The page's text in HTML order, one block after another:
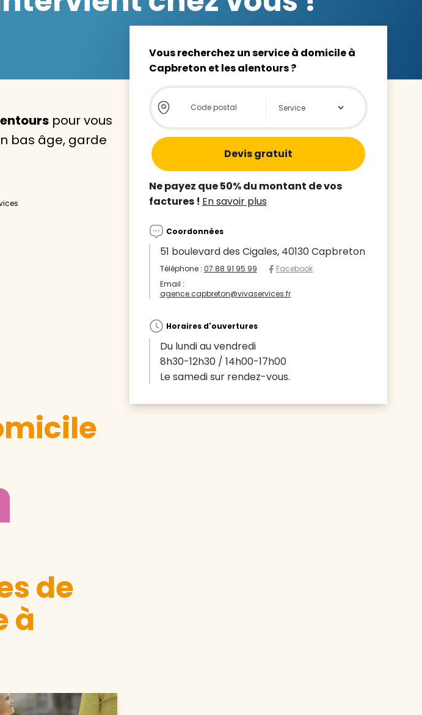
trouvez le
qui vous
!
logement, la garde de votre enfant
d’un parent, nos intervenants à
gratuit
Trouver mon agence
pour vous
bas âge, garde
de
à
Vous recherchez un service à domicile à
Capbreton et les alentours ?
Store locator global - Autocompletion
Rechercher
Ne payez que 50% du montant de vos
factures ! En savoir plus
Coordonnées
51 boulevard des Cigales, 40130 Capbreton
Téléphone : 07 88 91 95 99
Facebook
Email :
agence.capbreton@vivaservices.fr
Horaires d'ouvertures
Du lundi au vendredi
8h30-12h30 / 14h00-17h00
Le samedi sur rendez-vous.